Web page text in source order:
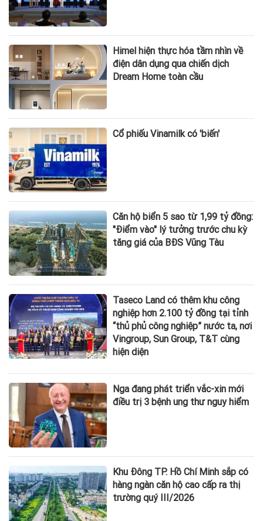
Himel hiện thực hóa tầm nhìn về
điện dân dụng qua chiến dịch
Dream Home toàn cầu
Cổ phiếu Vinamilk có 'biến'
Căn hộ biển 5 sao từ 1,99 tỷ đồng:
"Điểm vào" lý tưởng trước chu kỳ
tăng giá của BĐS Vũng Tàu
Taseco Land có thêm khu công
nghiệp hơn 2.100 tỷ đồng tại tỉnh
“thủ phủ công nghiệp” nước ta, nơi
Vingroup, Sun Group, T&T cùng
hiện diện
Nga đang phát triển vắc-xin mới
điều trị 3 bệnh ung thư nguy hiểm
Khu Đông TP. Hồ Chí Minh sắp có
hàng ngàn căn hộ cao cấp ra thị
trường quý III/2026